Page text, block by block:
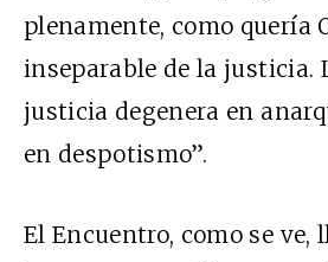
plenamente, como quería
inseparable de la justicia.
justicia degenera en
en despotismo”.
El Encuentro, como se ve,